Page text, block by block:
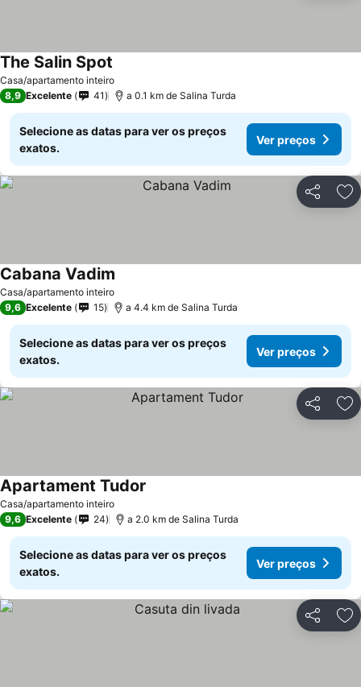
Casa/apartamento inteiro
The Salin Spot
8,9 Excelente 41 a 0.1 km de Salina Turda
Selecione as datas para ver os preços
exatos.
Ver preços
Partilhar
Casa/apartamento inteiro
Cabana Vadim
9,6 Excelente 15 a 4.4 km de Salina Turda
Selecione as datas para ver os preços
exatos.
Ver preços
Partilhar
Casa/apartamento inteiro
Apartament Tudor
9,6 Excelente 24 a 2.0 km de Salina Turda
Selecione as datas para ver os preços
exatos.
Ver preços
Partilhar